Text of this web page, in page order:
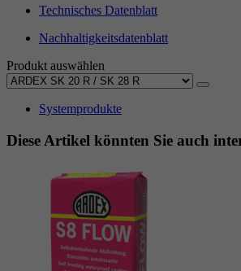
Technisches Datenblatt
Nachhaltigkeitsdatenblatt
Produkt auswählen
Systemprodukte
Diese Artikel könnten Sie auch